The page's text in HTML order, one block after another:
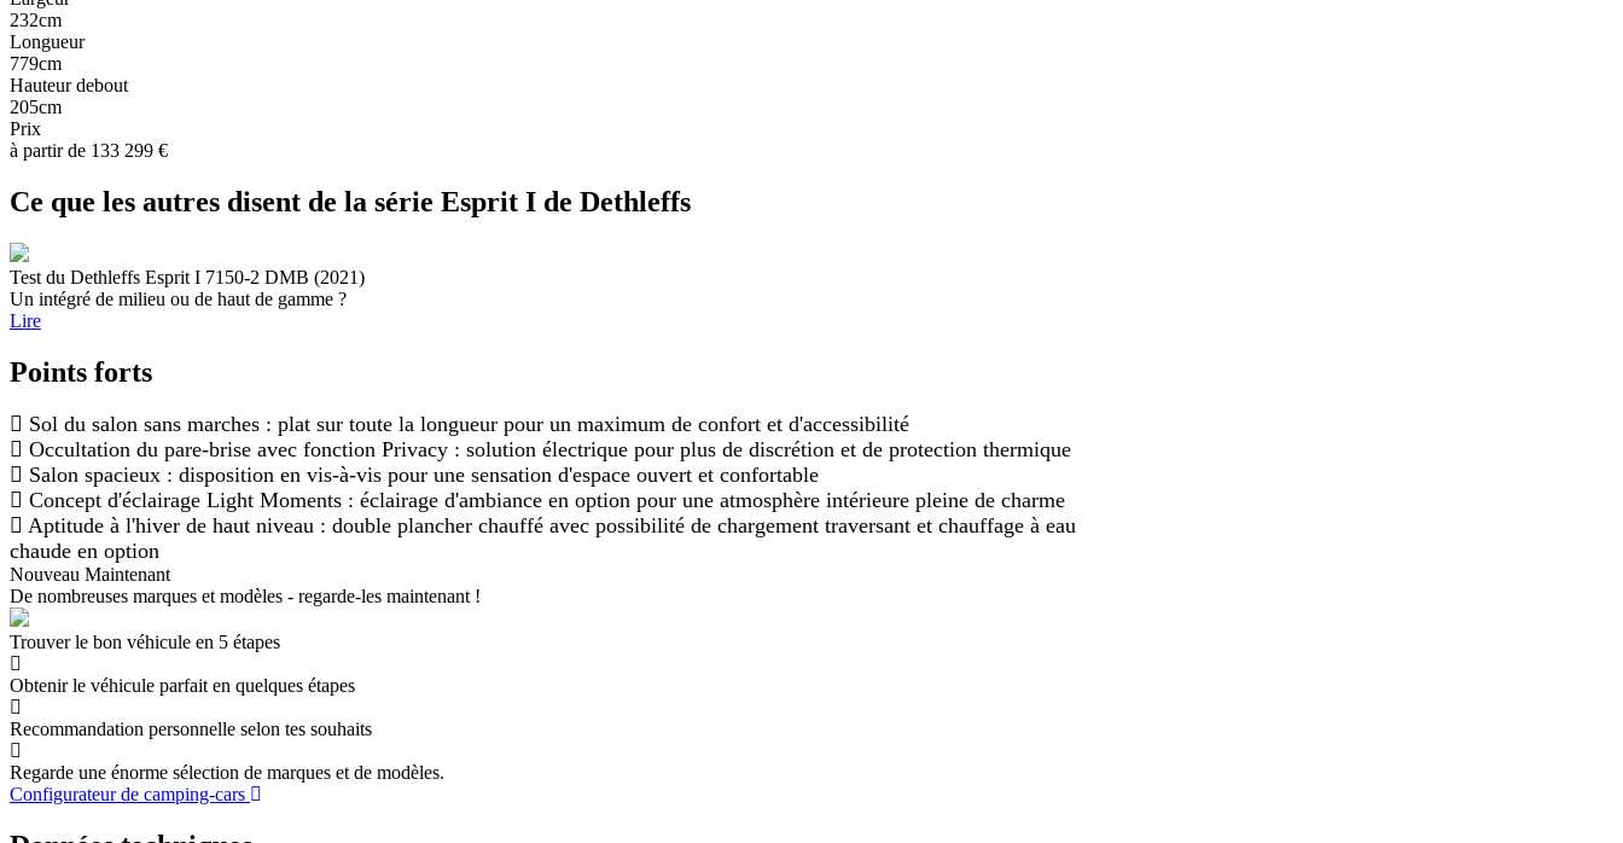
232cm
Longueur
779cm
Hauteur debout
205cm
Prix
à partir de 133 299 €
Ce que les autres disent de la série Esprit I de Dethleffs
Test du Dethleffs Esprit I 7150-2 DMB (2021)
Un intégré de milieu ou de haut de gamme ?
Lire
Points forts
Sol du salon sans marches : plat sur toute la longueur pour un maximum de confort et d'accessibilité
Occultation du pare-brise avec fonction Privacy : solution électrique pour plus de discrétion et de protection thermique
Salon spacieux : disposition en vis-à-vis pour une sensation d'espace ouvert et confortable
Concept d'éclairage Light Moments : éclairage d'ambiance en option pour une atmosphère intérieure pleine de charme
Aptitude à l'hiver de haut niveau : double plancher chauffé avec possibilité de chargement traversant et chauffage à eau
chaude en option
Nouveau Maintenant
De nombreuses marques et modèles - regarde-les maintenant !
Trouver le bon véhicule en 5 étapes
Obtenir le véhicule parfait en quelques étapes
Recommandation personnelle selon tes souhaits
Regarde une énorme sélection de marques et de modèles.
Configurateur de camping-cars